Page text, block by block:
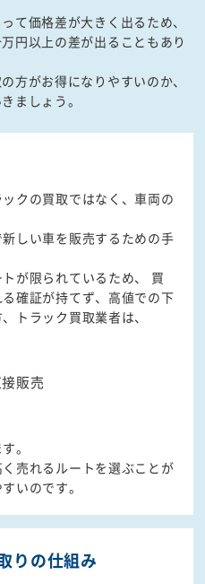
て価格差が大きく出るため、
円以上の差が出ることもあり
方がお得になりやすいのか、
ましょう。
クの買取ではなく、車両の
しい車を販売するための手
が限られているため、 買
確証が持てず、高値での下
トラック買取業者は、
販売
。
売れるルートを選ぶことが
いのです。
りの仕組み